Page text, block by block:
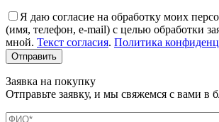
Я даю согласие на обработку моих
(имя, телефон, e-mail) с целью обработки
мной. Текст согласия. Политика
Заявка на покупку
Отправьте заявку, и мы свяжемся с вами в